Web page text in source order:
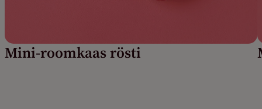
Mini-roomkaas rösti